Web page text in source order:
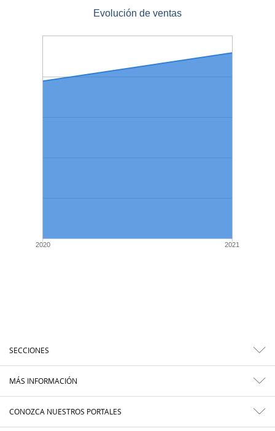
Evolución de ventas
2020 2021
SECCIONES
MÁS INFORMACIÓN
CONOZCA NUESTROS PORTALES